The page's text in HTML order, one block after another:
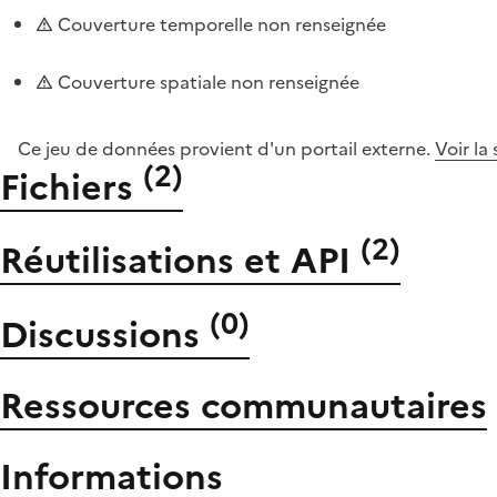
Couverture temporelle non renseignée
Couverture spatiale non renseignée
Ce jeu de données provient d'un portail externe. Voir la
Fichiers (2)
Réutilisations et API (2)
Discussions (0)
Ressources communautaires
Informations